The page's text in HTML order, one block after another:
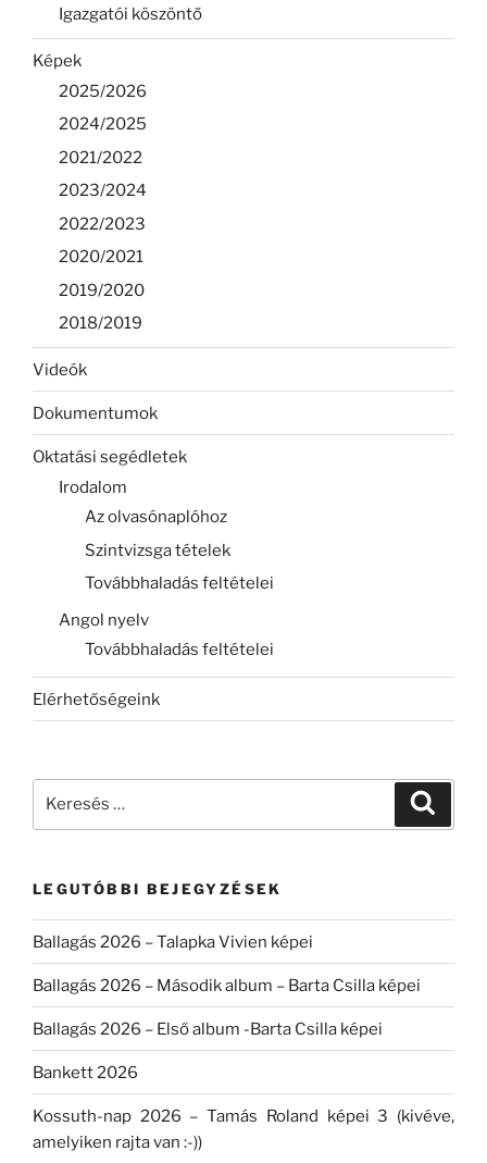
Igazgatói köszöntő
Képek
2025/2026
2024/2025
2021/2022
2023/2024
2022/2023
2020/2021
2019/2020
2018/2019
Videók
Dokumentumok
Oktatási segédletek
Irodalom
Az olvasónaplóhoz
Szintvizsga tételek
Továbbhaladás feltételei
Angol nyelv
Továbbhaladás feltételei
Elérhetőségeink
LEGUTÓBBI BEJEGYZÉSEK
Ballagás 2026 – Talapka Vivien képei
Ballagás 2026 – Második album – Barta Csilla képei
Ballagás 2026 – Első album -Barta Csilla képei
Bankett 2026
Kossuth-nap 2026 – Tamás Roland képei 3 (kivéve,
amelyiken rajta van :-))